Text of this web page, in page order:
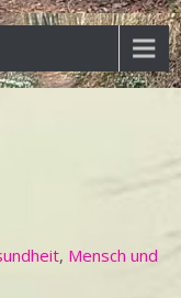
, Mensch und